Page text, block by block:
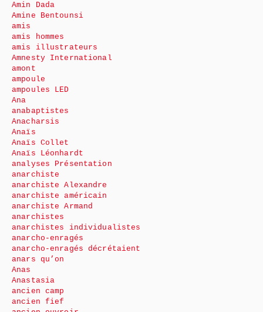
Amin Dada
Amine Bentounsi
amis
amis hommes
amis illustrateurs
Amnesty International
amont
ampoule
ampoules LED
Ana
anabaptistes
Anacharsis
Anaïs
Anaïs Collet
Anaïs Léonhardt
analyses Présentation
anarchiste
anarchiste Alexandre
anarchiste américain
anarchiste Armand
anarchistes
anarchistes individualistes
anarcho-enragés
anarcho-enragés décrétaient
anars qu’on
Anas
Anastasia
ancien camp
ancien fief